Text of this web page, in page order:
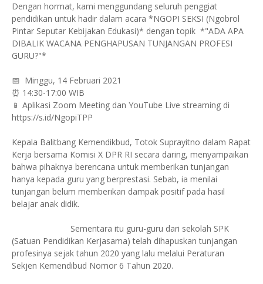
Dengan hormat, kami menggundang seluruh penggiat
pendidikan untuk hadir dalam acara *NGOPI SEKSI (Ngobrol
Pintar Seputar Kebijakan Edukasi)* dengan topik *"ADA APA
DIBALIK WACANA PENGHAPUSAN TUNJANGAN PROFESI
GURU?"*
📅 Minggu, 14 Februari 2021
⏰ 14:30-17:00 WIB
📱 Aplikasi Zoom Meeting dan YouTube Live streaming di
https://s.id/NgopiTPP
Kepala Balitbang Kemendikbud, Totok Suprayitno dalam Rapat
Kerja bersama Komisi X DPR RI secara daring, menyampaikan
bahwa pihaknya berencana untuk memberikan tunjangan
hanya kepada guru yang berprestasi. Sebab, ia menilai
tunjangan belum memberikan dampak positif pada hasil
belajar anak didik.
Sementara itu guru-guru dari sekolah SPK
(Satuan Pendidikan Kerjasama) telah dihapuskan tunjangan
profesinya sejak tahun 2020 yang lalu melalui Peraturan
Sekjen Kemendibud Nomor 6 Tahun 2020.